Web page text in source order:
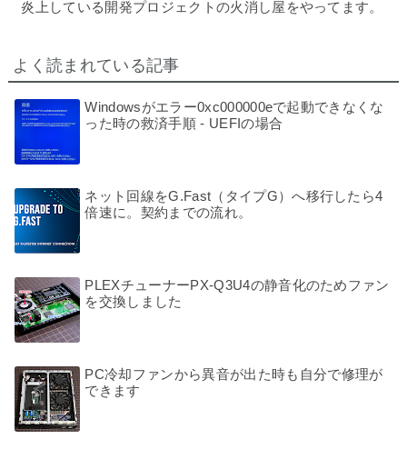
炎上している開発プロジェクトの火消し屋をやってます。
よく読まれている記事
Windowsがエラー0xc000000eで起動できなくな
った時の救済手順 - UEFIの場合
ネット回線をG.Fast（タイプG）へ移行したら4
倍速に。契約までの流れ。
PLEXチューナーPX-Q3U4の静音化のためファン
を交換しました
PC冷却ファンから異音が出た時も自分で修理が
できます